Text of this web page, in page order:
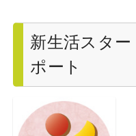
新生活スタ
ポート